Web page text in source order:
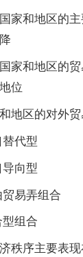
和地区的主
和地区的贸
位
区的对外贸
代型
向型
易弄组合
组合
序主要表现